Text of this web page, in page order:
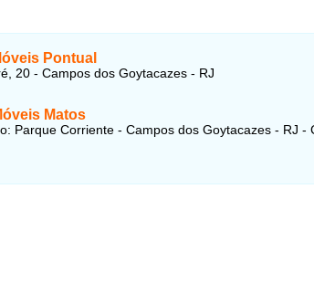
Pontual
20 - Campos dos Goytacazes - RJ
Matos
Parque Corriente - Campos dos Goytacazes - RJ -